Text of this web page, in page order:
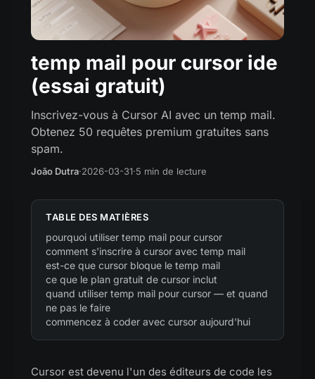
temp mail pour cursor ide
(essai gratuit)
Inscrivez-vous à Cursor AI avec un temp mail.
Obtenez 50 requêtes premium gratuites sans
spam.
João Dutra·2026-03-31·5 min de lecture
TABLE DES MATIÈRES
pourquoi utiliser temp mail pour cursor
comment s'inscrire à cursor avec temp mail
est-ce que cursor bloque le temp mail
ce que le plan gratuit de cursor inclut
quand utiliser temp mail pour cursor — et quand
ne pas le faire
commencez à coder avec cursor aujourd'hui
Cursor est devenu l'un des éditeurs de code les